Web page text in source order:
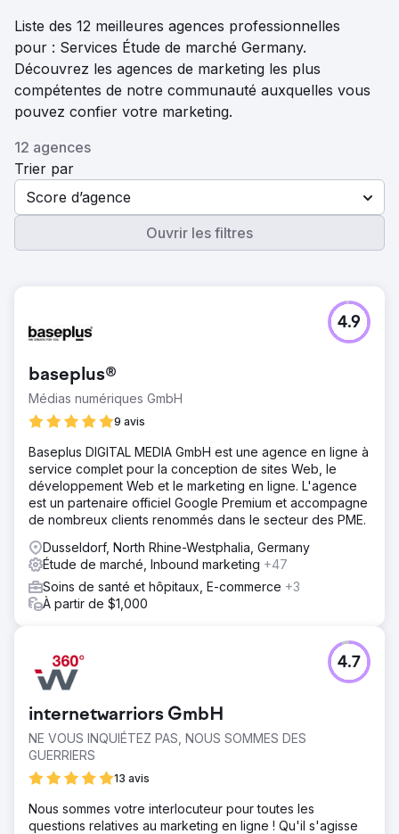
Liste des 12 meilleures agences professionnelles
pour : Services Étude de marché Germany.
Découvrez les agences de marketing les plus
compétentes de notre communauté auxquelles vous
pouvez confier votre marketing.
12 agences
Trier par
Score d’agence
Ouvrir les filtres
baseplus®
Médias numériques GmbH
9 avis
4.9
Baseplus DIGITAL MEDIA GmbH est une agence en ligne à
service complet pour la conception de sites Web, le
développement Web et le marketing en ligne. L'agence
est un partenaire officiel Google Premium et accompagne
de nombreux clients renommés dans le secteur des PME.
Dusseldorf, North Rhine-Westphalia, Germany
Étude de marché, Inbound marketing +47
Soins de santé et hôpitaux, E-commerce +3
À partir de $1,000
internetwarriors GmbH
NE VOUS INQUIÉTEZ PAS, NOUS SOMMES DES
GUERRIERS
13 avis
4.7
Nous sommes votre interlocuteur pour toutes les
questions relatives au marketing en ligne ! Qu'il s'agisse